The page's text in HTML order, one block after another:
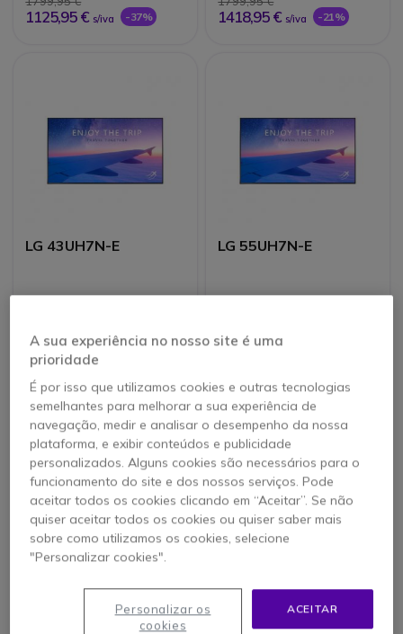
1125,95 € s/iva -37% 1418,95 € s/iva -21%
LG 43UH7N-E
1005,95 € s/iva -17%
LG 55UH7N-E
1226,95 €
55XS4P
A sua experiência no nosso site é uma
prioridade
É por isso que utilizamos cookies e outras tecnologias
semelhantes para melhorar a sua experiência de
navegação, medir e analisar o desempenho da nossa
plataforma, e exibir conteúdos e publicidade
personalizados. Alguns cookies são necessários para o
funcionamento do site e dos nossos serviços. Pode
aceitar todos os cookies clicando em “Aceitar”. Se não
quiser aceitar todos os cookies ou quiser saber mais
sobre como utilizamos os cookies, selecione
"Personalizar cookies".
ACEITAR
Personalizar os
cookies